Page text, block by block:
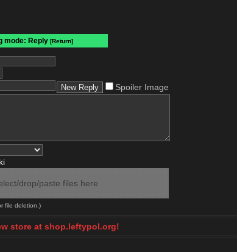
mode: Reply [Return]
Spoiler Image
drop/paste files here
file deletion.)
store at shop.leftypol.org!